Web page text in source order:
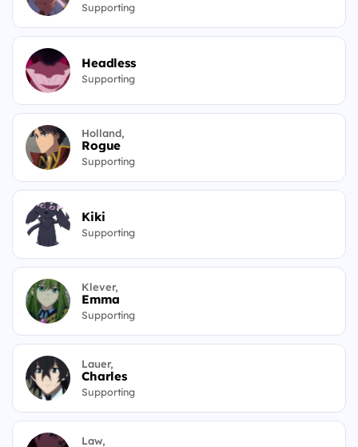
Supporting
Headless
Supporting
Holland,
Rogue
Supporting
Kiki
Supporting
Klever,
Emma
Supporting
Lauer,
Charles
Supporting
Law,